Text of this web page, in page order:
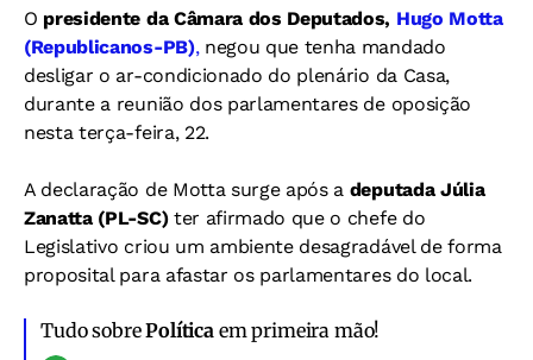
O presidente da Câmara dos Deputados, Hugo Motta
(Republicanos-PB),negou que tenha mandado
desligar o ar-condicionado do plenário da Casa,
durante a reunião dos parlamentares de oposição
nesta terça-feira, 22.
A declaração de Motta surge após a deputada Júlia
Zanatta (PL-SC)ter afirmado que o chefe do
Legislativo criou um ambiente desagradável de forma
proposital para afastar os parlamentares do local.
Tudo sobrePolíticaem primeira mão!